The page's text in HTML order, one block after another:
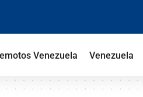
Venezuela Venezuela